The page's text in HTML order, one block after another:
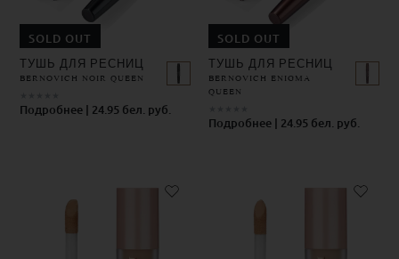
SOLD OUT
ТУШЬ ДЛЯ РЕСНИЦ
BERNOVICH NOIR QUEEN
Подробнее | 24.95 бел. руб.
SOLD OUT
ТУШЬ ДЛЯ РЕСНИЦ
BERNOVICH ENIGMA
QUEEN
Подробнее | 24.95 бел. руб.